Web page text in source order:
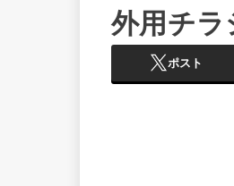
外用チラ
ポスト